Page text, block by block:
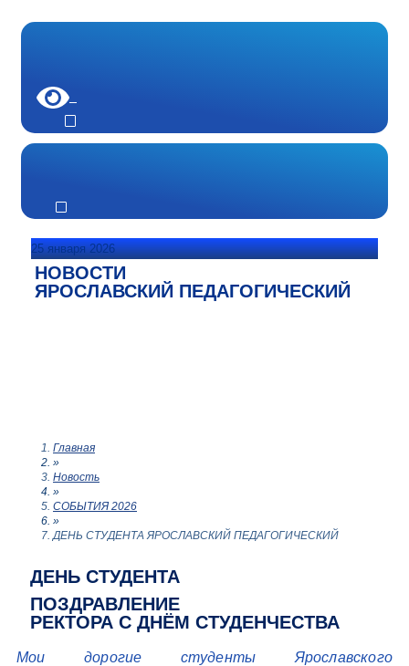
25 января 2026
НОВОСТИ
ЯРОСЛАВСКИЙ ПЕДАГОГИЧЕСКИЙ
Главная
»
Новость
»
СОБЫТИЯ 2026
»
ДЕНЬ СТУДЕНТА ЯРОСЛАВСКИЙ ПЕДАГОГИЧЕСКИЙ
ДЕНЬ СТУДЕНТА
ПОЗДРАВЛЕНИЕ
РЕКТОРА С ДНЁМ СТУДЕНЧЕСТВА
Мои дорогие студенты Ярославского